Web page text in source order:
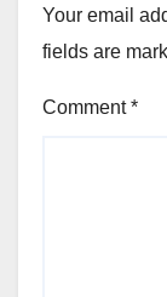
Your email
fields are
Comment*